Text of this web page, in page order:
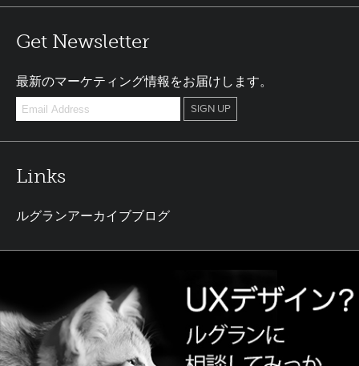
Get Newsletter
最新のマーケティング情報をお届けします。
Links
ルグランアーカイブブログ